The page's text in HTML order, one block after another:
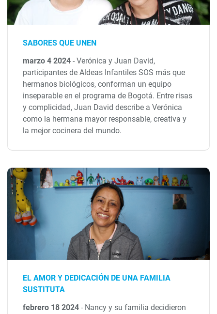
SABORES QUE UNEN
marzo 4 2024-Verónica y Juan David,
participantes de Aldeas Infantiles SOS más que
hermanos biológicos, conforman un equipo
inseparable en el programa de Bogotá. Entre risas
y complicidad, Juan David describe a Verónica
como la hermana mayor responsable, creativa y
la mejor cocinera del mundo.
EL AMOR Y DEDICACIÓN DE UNA FAMILIA
SUSTITUTA
febrero 18 2024- Nancy y su familia decidieron